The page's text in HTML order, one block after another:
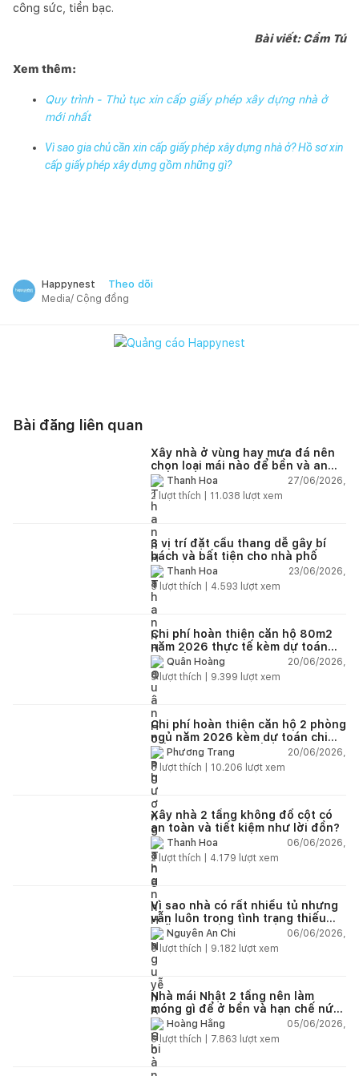
công sức, tiền bạc.
Bài viết: Cẩm Tú
Xem thêm:
Quy trình - Thủ tục xin cấp giấy phép xây dựng nhà ở
mới nhất
Vì sao gia chủ cần xin cấp giấy phép xây dựng nhà ở? Hồ sơ xin
cấp giấy phép xây dựng gồm những gì?
Happynest Theo dõi
Media/ Cộng đồng
Bài đăng liên quan
Xây nhà ở vùng hay mưa đá nên
chọn loại mái nào để bền và an
toàn?Thanh Hoa
27/06/2026,
2 lượt thích | 11.038 lượt xem
3 vị trí đặt cầu thang dễ gây bí
bách và bất tiện cho nhà phố
Thanh Hoa
23/06/2026,
5 lượt thích | 4.593 lượt xem
Chi phí hoàn thiện căn hộ 80m2
năm 2026 thực tế kèm dự toán
chi tiết từng hạng mục
Quân Hoàng
20/06/2026,
9lượt thích | 9.399 lượt xem
Chi phí hoàn thiện căn hộ 2 phòng
ngủ năm 2026 kèm dự toán chi
tiết và ví dụ thực tế
Phương Trang
20/06/2026,
5 lượt thích | 10.206 lượt xem
Xây nhà 2 tầng không đổ cột có
an toàn và tiết kiệm như lời đồn?
Thanh Hoa
06/06/2026,
2lượt thích | 4.179 lượt xem
Vì sao nhà có rất nhiều tủ nhưng
vẫn luôn trong tình trạng thiếu
chỗ chứa đồ?
Nguyễn An Chi
06/06/2026,
5lượt thích | 9.182 lượt xem
Nhà mái Nhật 2 tầng nên làm
móng gì để ở bền và hạn chế nứt
lún?Hoàng Hằng
05/06/2026,
5lượt thích | 7.863 lượt xem